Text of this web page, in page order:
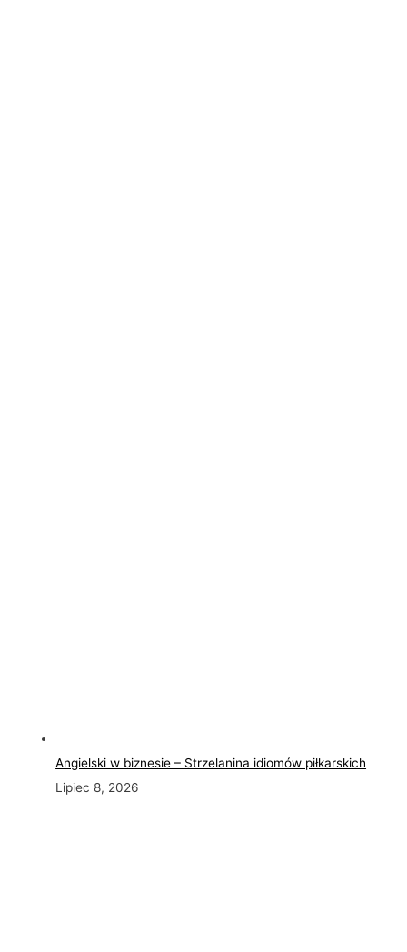
Angielski w biznesie – Strzelanina idiomów piłkarskich
Lipiec 8, 2026